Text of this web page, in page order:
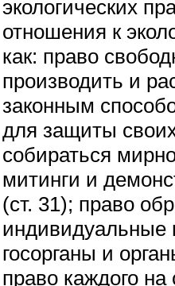
экологических
отношения к
как: право
производить и
законным
для защиты
собираться
митинги и
(ст. 31); право
индивидуальные
госорганы и
право каждого